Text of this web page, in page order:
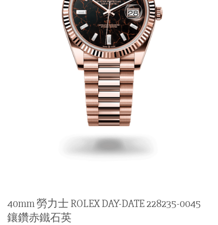
40mm 勞力士 ROLEX DAY-DATE 228235-0045
鑲鑽赤鐵石英